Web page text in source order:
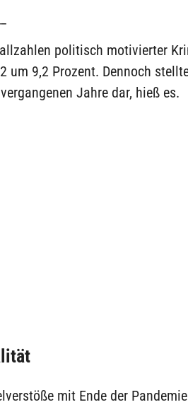
politisch motivierter
um 9,2 Prozent. Dennoch
Jahre dar, hieß es.
mit Ende der